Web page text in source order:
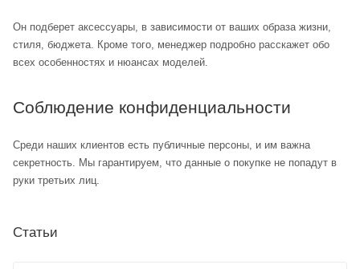
Он подберет аксессуары, в зависимости от ваших образа жизни,
стиля, бюджета. Кроме того, менеджер подробно расскажет обо
всех особенностях и нюансах моделей.
Соблюдение конфиденциальности
Среди наших клиентов есть публичные персоны, и им важна
секретность. Мы гарантируем, что данные о покупке не попадут в
руки третьих лиц.
Статьи